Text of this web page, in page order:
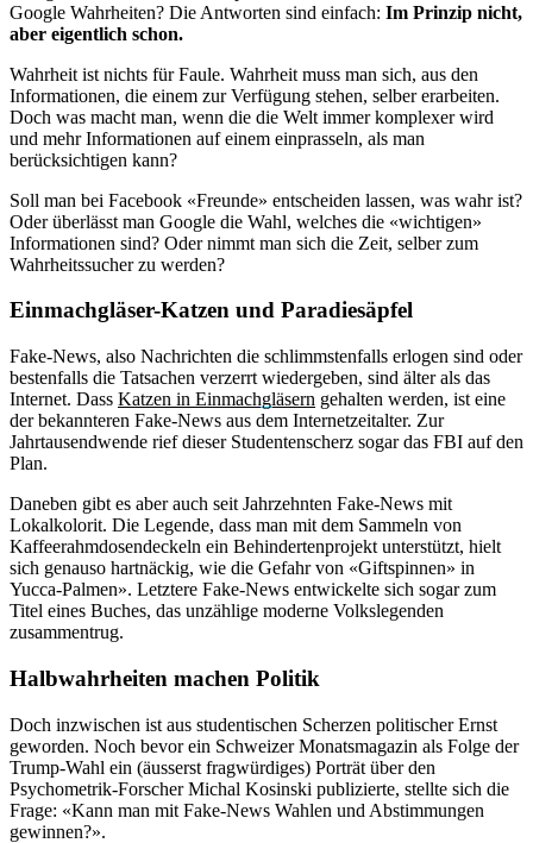
Google Wahrheiten? Die Antworten sind einfach: Im Prinzip nicht,
aber eigentlich schon.
Wahrheit ist nichts für Faule. Wahrheit muss man sich, aus den
Informationen, die einem zur Verfügung stehen, selber erarbeiten.
Doch was macht man, wenn die die Welt immer komplexer wird
und mehr Informationen auf einem einprasseln, als man
berücksichtigen kann?
Soll man bei Facebook «Freunde» entscheiden lassen, was wahr ist?
Oder überlässt man Google die Wahl, welches die «wichtigen»
Informationen sind? Oder nimmt man sich die Zeit, selber zum
Wahrheitssucher zu werden?
Einmachgläser-Katzen und Paradiesäpfel
Fake-News, also Nachrichten die schlimmstenfalls erlogen sind oder
bestenfalls die Tatsachen verzerrt wiedergeben, sind älter als das
Internet. Dass Katzen in Einmachgläsern gehalten werden, ist eine
der bekannteren Fake-News aus dem Internetzeitalter. Zur
Jahrtausendwende rief dieser Studentenscherz sogar das FBI auf den
Plan.
Daneben gibt es aber auch seit Jahrzehnten Fake-News mit
Lokalkolorit. Die Legende, dass man mit dem Sammeln von
Kaffeerahmdosendeckeln ein Behindertenprojekt unterstützt, hielt
sich genauso hartnäckig, wie die Gefahr von «Giftspinnen» in
Yucca-Palmen». Letztere Fake-News entwickelte sich sogar zum
Titel eines Buches, das unzählige moderne Volkslegenden
zusammentrug.
Halbwahrheiten machen Politik
Doch inzwischen ist aus studentischen Scherzen politischer Ernst
geworden. Noch bevor ein Schweizer Monatsmagazin als Folge der
Trump-Wahl ein (äusserst fragwürdiges) Porträt über den
Psychometrik-Forscher Michal Kosinski publizierte, stellte sich die
Frage: «Kann man mit Fake-News Wahlen und Abstimmungen
gewinnen?».